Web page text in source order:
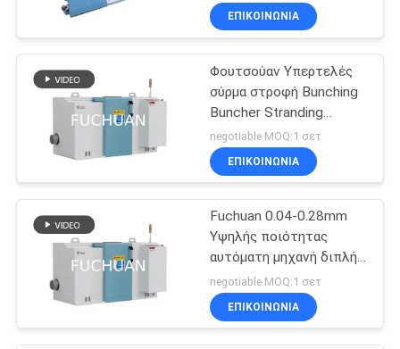
σύρμα μηχανή
εξώθησης
PVC μηχανή
εξώθησης
ΕΠΙΚΟΙΝΩΝΊΑ
Φουτσούαν Υπερτελές
σύρμα στροφή Bunching
Buncher Stranding
καλώδιο πλέξιμο
Μηχανή Σύρμα καλώδιο
κατασκευή Μηχανή
negotiable MOQ:1 σετ
ΕΠΙΚΟΙΝΩΝΊΑ
Fuchuan 0.04-0.28mm
Υψηλής ποιότητας
αυτόματη μηχανή διπλής
στροφής για την
κατασκευή καλωδίων
χαλκού
negotiable MOQ:1 σετ
ΕΠΙΚΟΙΝΩΝΊΑ